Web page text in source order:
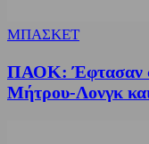
ΜΠΑΣΚΕΤ
ΠΑΟΚ: Έφτασαν
Μήτρου-Λονγκ